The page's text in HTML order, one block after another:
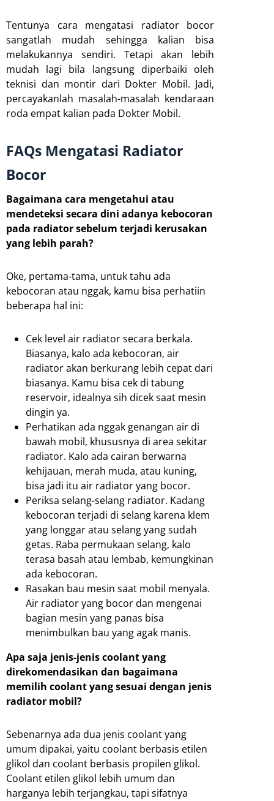
Tentunya cara mengatasi radiator bocor
sangatlah mudah
sehingga kalian bisa
melakukannya sendiri. Tetapi akan lebih
mudah lagi bila langsung diperbaiki oleh
teknisi dan montir dari Dokter Mobil. Jadi,
percayakanlah masalah-masalah kendaraan
roda empat kalian pada Dokter Mobil.
FAQs Mengatasi Radiator
Bocor
Bagaimana cara mengetahui atau
mendeteksi secara dini adanya kebocoran
pada radiator sebelum terjadi kerusakan
yang lebih parah?
Oke, pertama-tama, untuk tahu ada
kebocoran atau nggak, kamu bisa perhatiin
beberapa hal ini:
Cek level air radiator secara berkala.
Biasanya, kalo ada kebocoran, air
radiator akan berkurang lebih cepat dari
biasanya. Kamu bisa cek di tabung
reservoir, idealnya sih dicek saat mesin
dingin ya.
Perhatikan ada nggak genangan air di
bawah mobil, khususnya di area sekitar
radiator. Kalo ada cairan berwarna
kehijauan, merah muda, atau kuning,
bisa jadi itu air radiator yang bocor.
Periksa selang-selang radiator. Kadang
kebocoran terjadi di selang karena klem
yang longgar atau selang yang sudah
getas. Raba permukaan selang, kalo
terasa basah atau lembab, kemungkinan
ada kebocoran.
Rasakan bau mesin saat mobil menyala.
Air radiator yang bocor dan mengenai
bagian mesin yang panas bisa
menimbulkan bau yang agak manis.
Apa saja jenis-jenis coolant yang
direkomendasikan dan bagaimana
memilih coolant yang sesuai dengan jenis
radiator mobil?
Sebenarnya ada dua jenis coolant yang
umum dipakai, yaitu coolant berbasis etilen
glikol dan coolant berbasis propilen glikol.
Coolant etilen glikol lebih umum dan
harganya lebih terjangkau, tapi sifatnya